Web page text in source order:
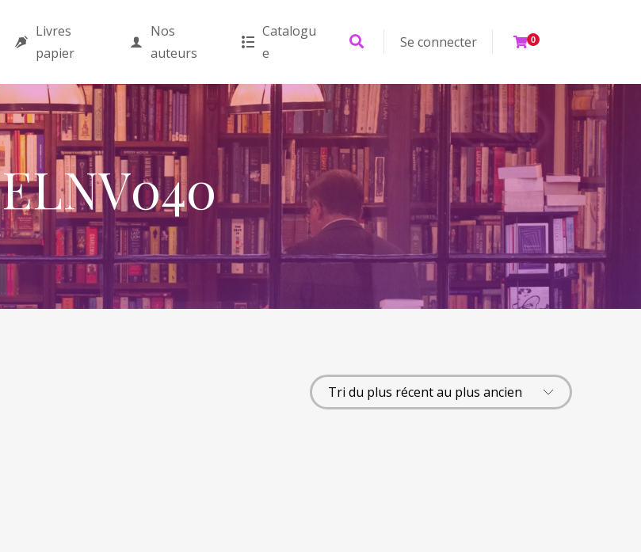
Livres
papier
Nos
auteurs
Catalogu
e
Se connecter 0
ELNV040